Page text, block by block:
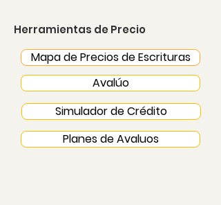
Herramientas de Precio
Mapa de Precios de Escrituras
Avalúo
Simulador de Crédito
Planes de Avaluos